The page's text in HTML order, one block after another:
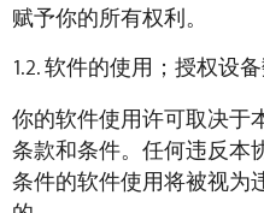
赋予你的所有权利。
软件的使用；授权设
你的软件使用许可取决于
条款和条件。任何违反本
条件的软件使用将被视为